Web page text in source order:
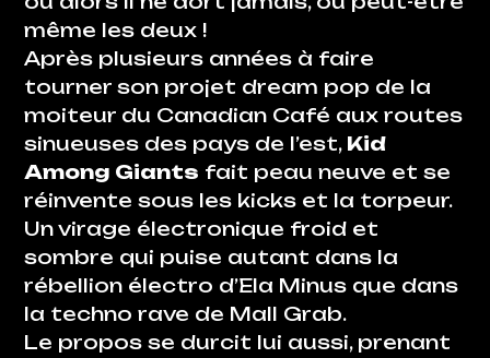
même les deux !
Après plusieurs années à faire
tourner son projet dream pop de la
moiteur du Canadian Café aux routes
sinueuses des pays de l’est, Kid
Among Giants fait peau neuve et se
réinvente sous les kicks et la torpeur.
Un virage électronique froid et
sombre qui puise autant dans la
rébellion électro d’Ela Minus que dans
la techno rave de Mall Grab.
Le propos se durcit lui aussi, prenant